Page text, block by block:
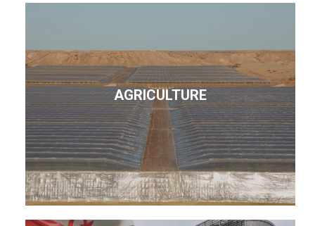
AGRICULTURE